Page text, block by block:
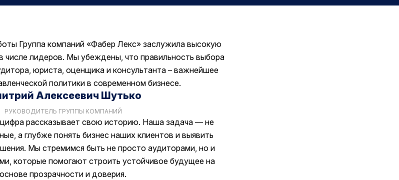
Группа компаний «Фабер Лекс» заслужила высокую
числе лидеров. Мы убеждены, что правильность выбора
юриста, оценщика и консультанта – важнейшее
политики в современном бизнесе.
Алексеевич Шутько
РУКОВОДИТЕЛЬ ГРУППЫ КОМПАНИЙ
рассказывает свою историю. Наша задача — не
а глубже понять бизнес наших клиентов и выявить
Мы стремимся быть не просто аудиторами, но и
которые помогают строить устойчивое будущее на
основе прозрачности и доверия.
с политикой обработки
данных.
сполитикой конфиденциальности
ОТПРАВИТЬ